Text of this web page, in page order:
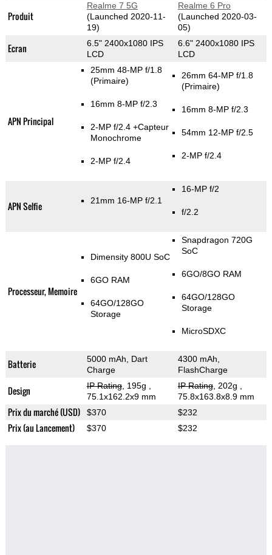
Produit
Realme 7 5G
(Launched 2020-11-
19)
Realme 6 Pro
(Launched 2020-03-
05)
Ecran
6.5" 2400x1080 IPS
LCD
6.6" 2400x1080 IPS
LCD
APN Principal
25mm 48-MP f/1.8
(Primaire)
16mm 8-MP f/2.3
2-MP f/2.4 +Capteur
Monochrome
2-MP f/2.4
26mm 64-MP f/1.8
(Primaire)
16mm 8-MP f/2.3
54mm 12-MP f/2.5
2-MP f/2.4
APN Selfie 21mm 16-MP f/2.1
16-MP f/2
f/2.2
Processeur, Memoire
Dimensity 800U SoC
6GO RAM
64GO/128GO
Storage
Snapdragon 720G
SoC
6GO/8GO RAM
64GO/128GO
Storage
MicroSDXC
Batterie
5000 mAh, Dart
Charge
4300 mAh,
FlashCharge
Design IP Rating, 195g
75.1x162.2x9 mm
IP Rating, 202g
75.8x163.8x8.9 mm
Prix du marché (USD) $370 $232
Prix (au Lancement) $370 $232